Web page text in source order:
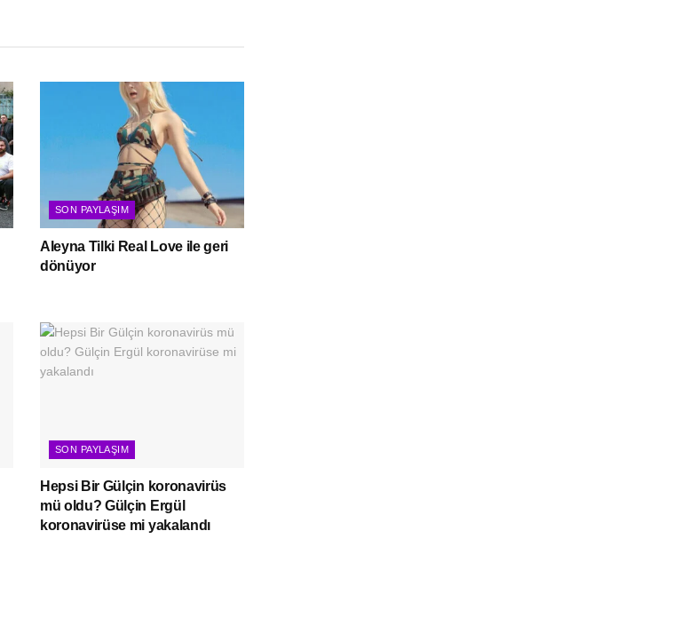
SON PAYLAŞIM
Aleyna Tilki Real Love ile geri
dönüyor
SON PAYLAŞIM
Hepsi Bir Gülçin koronavirüs
mü oldu? Gülçin Ergül
koronavirüse mi yakalandı